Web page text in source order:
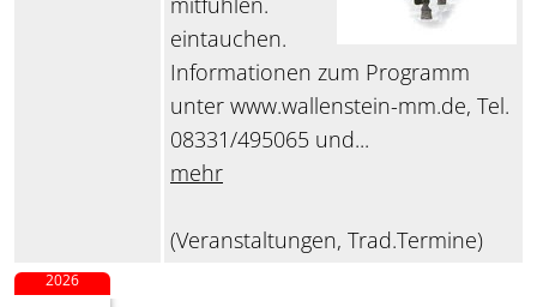
eintauchen.
Informationen zum Programm
unter www.wallenstein-mm.de, Tel.
08331/495065 und...
mehr
(Veranstaltungen, Trad.Termine)
2026